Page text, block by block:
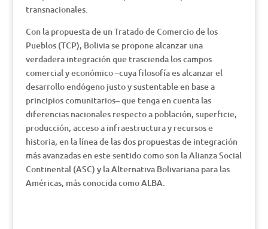
transnacionales.
Con la propuesta de un Tratado de Comercio de los
Pueblos (TCP), Bolivia se propone alcanzar una
verdadera integración que trascienda los campos
comercial y económico –cuya filosofía es alcanzar el
desarrollo endógeno justo y sustentable en base a
principios comunitarios– que tenga en cuenta las
diferencias nacionales respecto a población, superficie,
producción, acceso a infraestructura y recursos e
historia, en la línea de las dos propuestas de integración
más avanzadas en este sentido como son la Alianza Social
Continental (ASC) y la Alternativa Bolivariana para las
Américas, más conocida como ALBA.